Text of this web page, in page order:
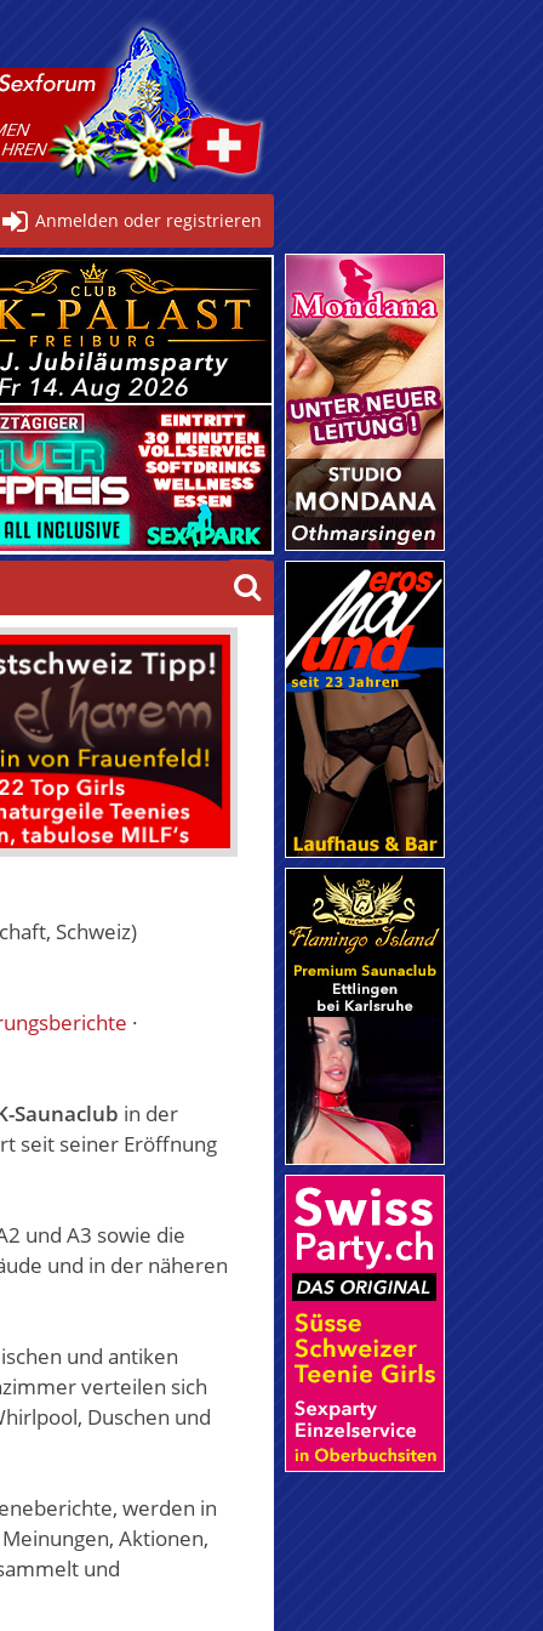
Anmelden oder registrieren
Schweiz)
·
Saunaclub in der
seit seiner Eröffnung
und A3 sowie die
und in der näheren
und antiken
verteilen sich
Duschen und
werden in
Aktionen,
und